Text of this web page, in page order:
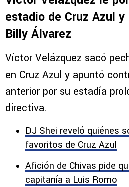
estadio de Cruz Azul
Billy Álvarez
Víctor Velázquez sacó
en Cruz Azul y apuntó
anterior por su estadía
directiva.
DJ Shei reveló quiénes
favoritos de Cruz Azul
Afición de Chivas pide
capitanía a Luis Romo